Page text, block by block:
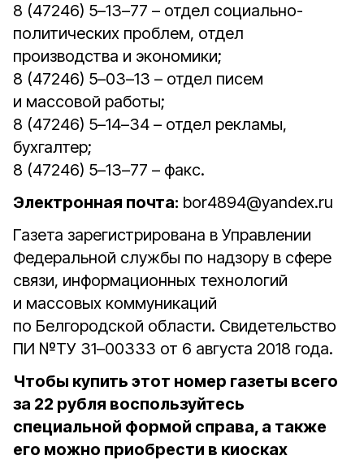
8 (47246) 5–13–77 – отдел социально-
политических проблем, отдел
производства и экономики;
8 (47246) 5–03–13 – отдел писем
и массовой работы;
8 (47246) 5–14–34 – отдел рекламы,
бухгалтер;
8 (47246) 5–13–77 – факс.
Электронная почта: bor4894@yandex.ru
Газета зарегистрирована в Управлении
Федеральной службы по надзору в сфере
связи, информационных технологий
и массовых коммуникаций
по Белгородской области. Свидетельство
ПИ №ТУ 31–00333 от 6 августа 2018 года.
Чтобы купить этот номер газеты всего
за 22 рубля воспользуйтесь
специальной формой справа, а также
его можно приобрести в киосках